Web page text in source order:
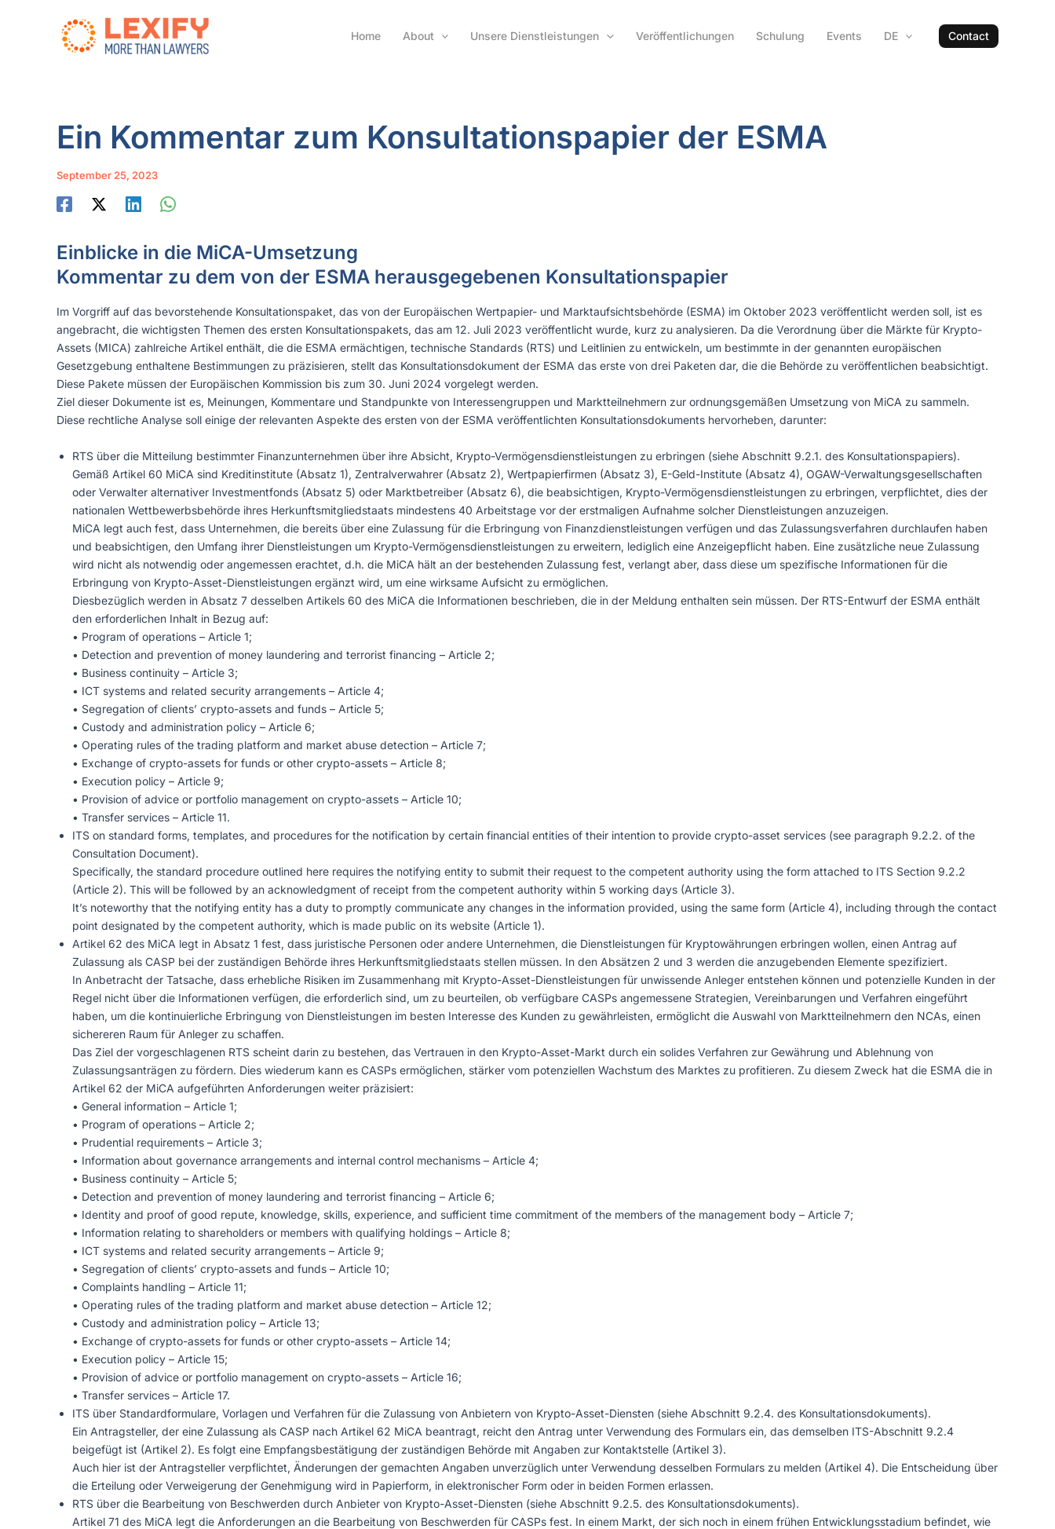
Home About Unsere Dienstleistungen Veröffentlichungen Schulung Events DE Contact
Ein Kommentar zum Konsultationspapier der ESMA
September 25, 2023
Einblicke in die MiCA-Umsetzung
Kommentar zu dem von der ESMA herausgegebenen Konsultationspapier
Im Vorgriff auf das bevorstehende Konsultationspaket, das von der Europäischen Wertpapier- und Marktaufsichtsbehörde (ESMA) im Oktober 2023 veröffentlicht werden soll, ist es
angebracht, die wichtigsten Themen des ersten Konsultationspakets, das am 12. Juli 2023 veröffentlicht wurde, kurz zu analysieren. Da die Verordnung über die Märkte für Krypto-
Assets (MICA) zahlreiche Artikel enthält, die die ESMA ermächtigen, technische Standards (RTS) und Leitlinien zu entwickeln, um bestimmte in der genannten europäischen
Gesetzgebung enthaltene Bestimmungen zu präzisieren, stellt das Konsultationsdokument der ESMA das erste von drei Paketen dar, die die Behörde zu veröffentlichen beabsichtigt.
Diese Pakete müssen der Europäischen Kommission bis zum 30. Juni 2024 vorgelegt werden.
Ziel dieser Dokumente ist es, Meinungen, Kommentare und Standpunkte von Interessengruppen und Marktteilnehmern zur ordnungsgemäßen Umsetzung von MiCA zu sammeln.
Diese rechtliche Analyse soll einige der relevanten Aspekte des ersten von der ESMA veröffentlichten Konsultationsdokuments hervorheben, darunter:
RTS über die Mitteilung bestimmter Finanzunternehmen über ihre Absicht, Krypto-Vermögensdienstleistungen zu erbringen (siehe Abschnitt 9.2.1. des Konsultationspapiers).
Gemäß Artikel 60 MiCA sind Kreditinstitute (Absatz 1), Zentralverwahrer (Absatz 2), Wertpapierfirmen (Absatz 3), E-Geld-Institute (Absatz 4), OGAW-Verwaltungsgesellschaften
oder Verwalter alternativer Investmentfonds (Absatz 5) oder Marktbetreiber (Absatz 6), die beabsichtigen, Krypto-Vermögensdienstleistungen zu erbringen, verpflichtet, dies der
nationalen Wettbewerbsbehörde ihres Herkunftsmitgliedstaats mindestens 40 Arbeitstage vor der erstmaligen Aufnahme solcher Dienstleistungen anzuzeigen.
MiCA legt auch fest, dass Unternehmen, die bereits über eine Zulassung für die Erbringung von Finanzdienstleistungen verfügen und das Zulassungsverfahren durchlaufen haben
und beabsichtigen, den Umfang ihrer Dienstleistungen um Krypto-Vermögensdienstleistungen zu erweitern, lediglich eine Anzeigepflicht haben. Eine zusätzliche neue Zulassung
wird nicht als notwendig oder angemessen erachtet, d.h. die MiCA hält an der bestehenden Zulassung fest, verlangt aber, dass diese um spezifische Informationen für die
Erbringung von Krypto-Asset-Dienstleistungen ergänzt wird, um eine wirksame Aufsicht zu ermöglichen.
Diesbezüglich werden in Absatz 7 desselben Artikels 60 des MiCA die Informationen beschrieben, die in der Meldung enthalten sein müssen. Der RTS-Entwurf der ESMA enthält
den erforderlichen Inhalt in Bezug auf:
• Program of operations – Article 1;
• Detection and prevention of money laundering and terrorist financing – Article 2;
• Business continuity – Article 3;
• ICT systems and related security arrangements – Article 4;
• Segregation of clients’ crypto-assets and funds – Article 5;
• Custody and administration policy – Article 6;
• Operating rules of the trading platform and market abuse detection – Article 7;
• Exchange of crypto-assets for funds or other crypto-assets – Article 8;
• Execution policy – Article 9;
• Provision of advice or portfolio management on crypto-assets – Article 10;
• Transfer services – Article 11.
ITS on standard forms, templates, and procedures for the notification by certain financial entities of their intention to provide crypto-asset services (see paragraph 9.2.2. of the
Consultation Document).
Specifically, the standard procedure outlined here requires the notifying entity to submit their request to the competent authority using the form attached to ITS Section 9.2.2
(Article 2). This will be followed by an acknowledgment of receipt from the competent authority within 5 working days (Article 3).
It’s noteworthy that the notifying entity has a duty to promptly communicate any changes in the information provided, using the same form (Article 4), including through the contact
point designated by the competent authority, which is made public on its website (Article 1).
Artikel 62 des MiCA legt in Absatz 1 fest, dass juristische Personen oder andere Unternehmen, die Dienstleistungen für Kryptowährungen erbringen wollen, einen Antrag auf
Zulassung als CASP bei der zuständigen Behörde ihres Herkunftsmitgliedstaats stellen müssen. In den Absätzen 2 und 3 werden die anzugebenden Elemente spezifiziert.
In Anbetracht der Tatsache, dass erhebliche Risiken im Zusammenhang mit Krypto-Asset-Dienstleistungen für unwissende Anleger entstehen können und potenzielle Kunden in der
Regel nicht über die Informationen verfügen, die erforderlich sind, um zu beurteilen, ob verfügbare CASPs angemessene Strategien, Vereinbarungen und Verfahren eingeführt
haben, um die kontinuierliche Erbringung von Dienstleistungen im besten Interesse des Kunden zu gewährleisten, ermöglicht die Auswahl von Marktteilnehmern den NCAs, einen
sichereren Raum für Anleger zu schaffen.
Das Ziel der vorgeschlagenen RTS scheint darin zu bestehen, das Vertrauen in den Krypto-Asset-Markt durch ein solides Verfahren zur Gewährung und Ablehnung von
Zulassungsanträgen zu fördern. Dies wiederum kann es CASPs ermöglichen, stärker vom potenziellen Wachstum des Marktes zu profitieren. Zu diesem Zweck hat die ESMA die in
Artikel 62 der MiCA aufgeführten Anforderungen weiter präzisiert:
• General information – Article 1;
• Program of operations – Article 2;
• Prudential requirements – Article 3;
• Information about governance arrangements and internal control mechanisms – Article 4;
• Business continuity – Article 5;
• Detection and prevention of money laundering and terrorist financing – Article 6;
• Identity and proof of good repute, knowledge, skills, experience, and sufficient time commitment of the members of the management body – Article 7;
• Information relating to shareholders or members with qualifying holdings – Article 8;
• ICT systems and related security arrangements – Article 9;
• Segregation of clients’ crypto-assets and funds – Article 10;
• Complaints handling – Article 11;
• Operating rules of the trading platform and market abuse detection – Article 12;
• Custody and administration policy – Article 13;
• Exchange of crypto-assets for funds or other crypto-assets – Article 14;
• Execution policy – Article 15;
• Provision of advice or portfolio management on crypto-assets – Article 16;
• Transfer services – Article 17.
ITS über Standardformulare, Vorlagen und Verfahren für die Zulassung von Anbietern von Krypto-Asset-Diensten (siehe Abschnitt 9.2.4. des Konsultationsdokuments).
Ein Antragsteller, der eine Zulassung als CASP nach Artikel 62 MiCA beantragt, reicht den Antrag unter Verwendung des Formulars ein, das demselben ITS-Abschnitt 9.2.4
beigefügt ist (Artikel 2). Es folgt eine Empfangsbestätigung der zuständigen Behörde mit Angaben zur Kontaktstelle (Artikel 3).
Auch hier ist der Antragsteller verpflichtet, Änderungen der gemachten Angaben unverzüglich unter Verwendung desselben Formulars zu melden (Artikel 4). Die Entscheidung über
die Erteilung oder Verweigerung der Genehmigung wird in Papierform, in elektronischer Form oder in beiden Formen erlassen.
RTS über die Bearbeitung von Beschwerden durch Anbieter von Krypto-Asset-Diensten (siehe Abschnitt 9.2.5. des Konsultationsdokuments).
Artikel 71 des MiCA legt die Anforderungen an die Bearbeitung von Beschwerden für CASPs fest. In einem Markt, der sich noch in einem frühen Entwicklungsstadium befindet, wie